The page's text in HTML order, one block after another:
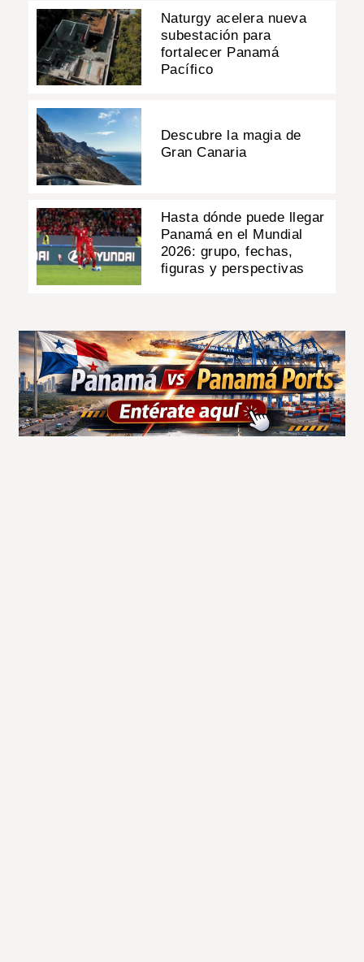
Naturgy acelera nueva
subestación para
fortalecer Panamá
Pacífico
Descubre la magia de
Gran Canaria
Hasta dónde puede llegar
Panamá en el Mundial
2026: grupo, fechas,
figuras y perspectivas